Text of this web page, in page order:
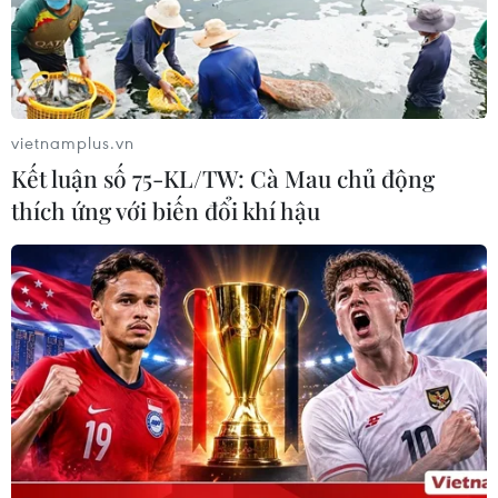
Iran-Oman đàm phán thiết lập tuyến
hàng hải mới qua eo biển Hormuz
04/08/2026 22:42
Cố vấn quân sự Iran tiết lộ
sốc, tuyên bố hàng trăm binh sĩ Mỹ
đã thiệt mạng
04/08/2026 15:51
Liban và Israel nối lại đàm phán trực
tiếp về giải giáp Hezbollah
04/08/2026 14:56
vietnamplus.vn
Kết luận số 75-KL/TW: Cà Mau chủ động
thích ứng với biến đổi khí hậu